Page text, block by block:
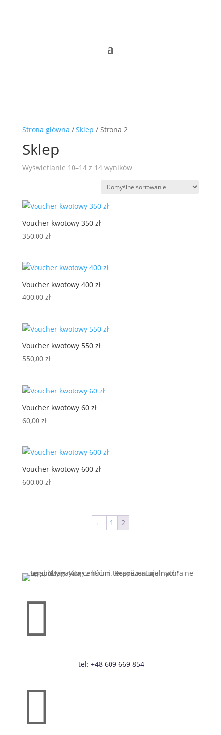
Strona główna / Sklep / Strona 2
Sklep
Wyświetlanie 10–14 z 14 wyników
Voucher kwotowy 350 zł
350,00 zł
Voucher kwotowy 400 zł
400,00 zł
Voucher kwotowy 550 zł
550,00 zł
Voucher kwotowy 60 zł
60,00 zł
Voucher kwotowy 600 zł
600,00 zł
← 1 2

tel: +48 609 669 854
